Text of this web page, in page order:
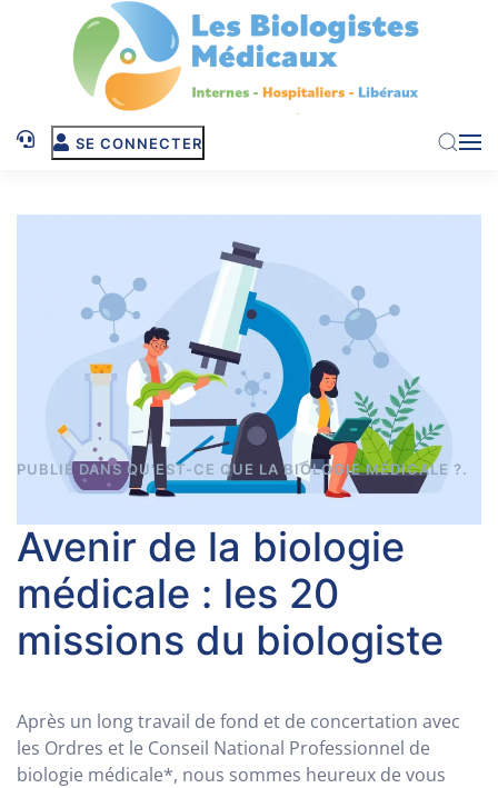
Skip to main content
SE CONNECTER
PUBLIÉ DANS QU'EST-CE QUE LA BIOLOGIE MÉDICALE ?.
Avenir de la biologie
médicale : les 20
missions du biologiste
Après un long travail de fond et de concertation avec
les Ordres et le Conseil National Professionnel de
biologie médicale*, nous sommes heureux de vous